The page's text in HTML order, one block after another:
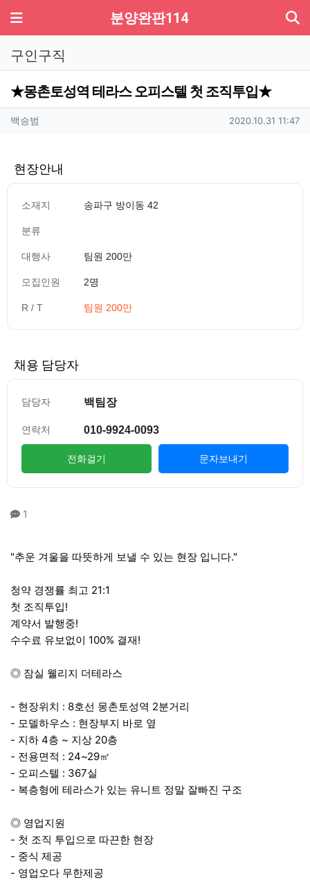
메뉴 분양완판114
구인구직
★몽촌토성역 테라스 오피스텔 첫 조직투입★
작성자 정보
백승범 작성일
2020.10.31 11:47
현장안내
소재지 송파구 방이동 42
분류
대행사 팀원 200만
모집인원 2명
R / T 팀원 200만
채용 담당자
담당자 백팀장
연락처 010-9924-0093
전화걸기 문자보내기
컨텐츠 정보
1
본문
"추운 겨울을 따뜻하게 보낼 수 있는 현장 입니다."
청약 경쟁률 최고 21:1
첫 조직투입!
계약서 발행중!
수수료 유보없이 100% 결재!
◎ 잠실 웰리지 더테라스
- 현장위치 : 8호선 몽촌토성역 2분거리
- 모델하우스 : 현장부지 바로 옆
- 지하 4층 ~ 지상 20층
- 전용면적 : 24~29㎡
- 오피스텔 : 367실
- 복층형에 테라스가 있는 유니트 정말 잘빠진 구조
◎ 영업지원
- 첫 조직 투입으로 따끈한 현장
- 중식 제공
- 영업오다 무한제공